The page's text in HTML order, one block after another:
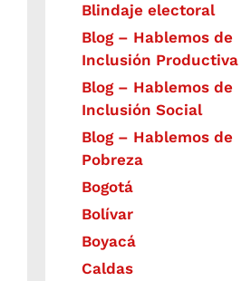
Blindaje electoral
Blog – Hablemos de
Inclusión Productiva
Blog – Hablemos de
Inclusión Social
Blog – Hablemos de
Pobreza
Bogotá
Bolívar
Boyacá
Caldas